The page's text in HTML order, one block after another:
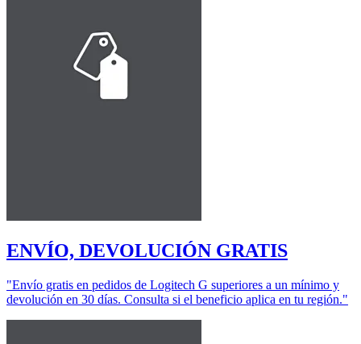
ENVÍO, DEVOLUCIÓN GRATIS
"Envío gratis en pedidos de Logitech G superiores a un mínimo y
devolución en 30 días. Consulta si el beneficio aplica en tu región."